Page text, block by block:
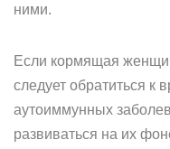
ними.
Если кормящая
следует обратиться к
аутоиммунных
развиваться на их